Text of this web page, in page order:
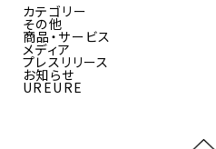
カテゴリー
その他
商品・サービス
メディア
プレスリリース
お知らせ
UREURE